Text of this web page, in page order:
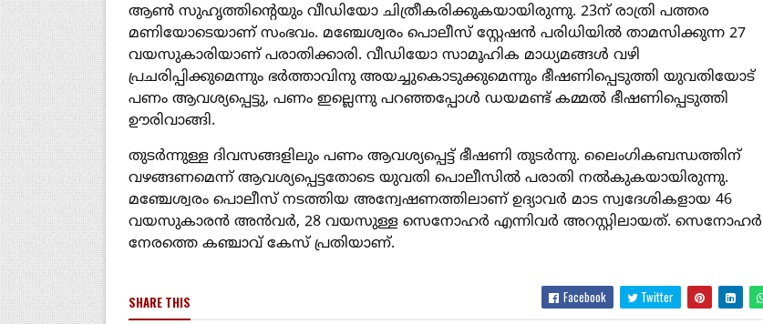
ആൺ സുഹൃത്തിൻ്റെയും വീഡിയോ ചിത്രീകരിക്കുകയായിരുന്നു. 23ന് രാത്രി പത്തര
മണിയോടെയാണ് സംഭവം. മഞ്ചേശ്വരം പൊലീസ് സ്റ്റേഷൻ പരിധിയിൽ താമസിക്കുന്ന 27
വയസുകാരിയാണ് പരാതിക്കാരി. വീഡിയോ സാമൂഹിക മാധ്യമങ്ങൾ വഴി
പ്രചരിപ്പിക്കുമെന്നും ഭർത്താവിനു അയച്ചുകൊടുക്കുമെന്നും ഭീഷണിപ്പെടുത്തി യുവതിയോട്
പണം ആവശ്യപ്പെട്ടു, പണം ഇല്ലെന്നു പറഞ്ഞപ്പോൾ ഡയമണ്ട് കമ്മൽ ഭീഷണിപ്പെടുത്തി
ഊരിവാങ്ങി.
തുടർന്നുള്ള ദിവസങ്ങളിലും പണം ആവശ്യപ്പെട്ട് ഭീഷണി തുടർന്നു. ലൈംഗികബന്ധത്തിന്
വഴങ്ങണമെന്ന് ആവശ്യപ്പെട്ടതോടെ യുവതി പൊലീസിൽ പരാതി നൽകുകയായിരുന്നു.
മഞ്ചേശ്വരം പൊലീസ് നടത്തിയ അന്വേഷണത്തിലാണ് ഉദ്യാവർ മാട സ്വദേശികളായ 46
വയസുകാരൻ അൻവർ, 28 വയസുള്ള സെനോഹർ എന്നിവർ അറസ്റ്റിലായത്. സെനോഹർ
നേരത്തെ കഞ്ചാവ് കേസ് പ്രതിയാണ്.
SHARE THIS Facebook Twitter